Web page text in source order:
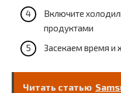
Включите
продуктами
Засекаем время и
Читать статью